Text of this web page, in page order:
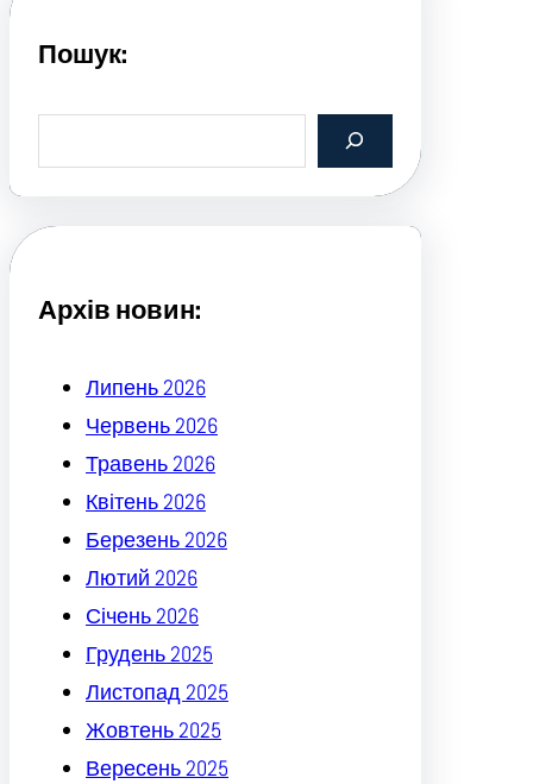
Пошук:
a
c
Архів новин:
Липень 2026
Червень 2026
Травень 2026
Квітень 2026
Березень 2026
Лютий 2026
Січень 2026
Грудень 2025
Листопад 2025
Жовтень 2025
Вересень 2025